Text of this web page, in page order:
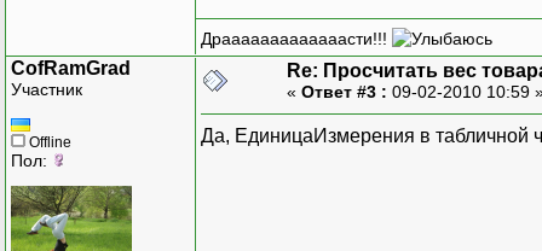
Драаааааааааааасти!!!
CofRamGrad
Участник
Offline
Пол:
Re: Просчитать вес
« Ответ #3 : 09-02-2010 10:59
Да, ЕдиницаИзмерения в табличной